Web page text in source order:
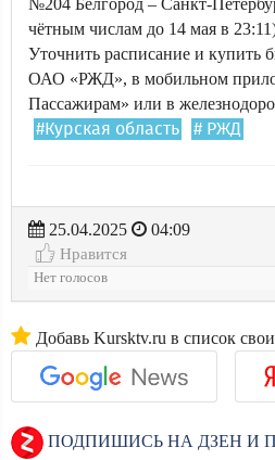
№204 Белгород – Санкт-
чётным числам до 14 мая в
Уточнить расписание и купить
ОАО «РЖД», в мобильном
Пассажирам» или в
#Курская область # РЖД
25.04.2025
04:09
Нравится
Нет голосов
Добавь Kursktv.ru в список
ПОДПИШИСЬ НА ДЗЕН И